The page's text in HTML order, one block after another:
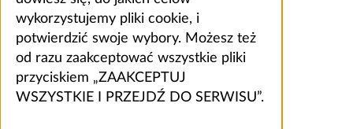
wykorzystujemy pliki cookie, i
potwierdzić swoje wybory. Możesz też
od razu zaakceptować wszystkie pliki
przyciskiem „ZAAKCEPTUJ
WSZYSTKIE I PRZEJDŹ DO SERWISU”.